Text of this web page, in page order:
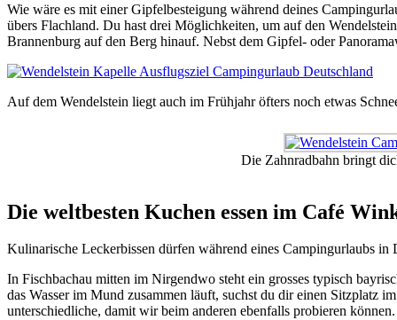
Wie wäre es mit einer Gipfelbesteigung während deines
übers Flachland. Du hast drei Möglichkeiten, um auf den
Brannenburg auf den Berg hinauf. Nebst dem Gipfel- oder
Auf dem Wendelstein liegt auch im Frühjahr öfters noch etwas
Die Zahnradbahn bringt
Die weltbesten Kuchen essen im Café
Kulinarische Leckerbissen dürfen während eines Campingurlaubs
In Fischbachau mitten im Nirgendwo steht ein grosses typisch
das Wasser im Mund zusammen läuft, suchst du dir einen Sitzplatz
unterschiedliche, damit wir beim anderen ebenfalls probieren